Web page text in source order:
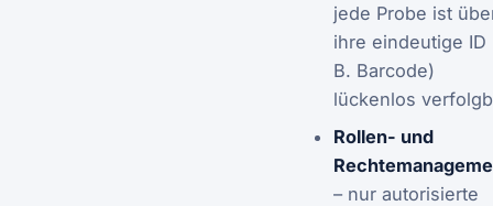
jede Probe ist
ihre eindeutige ID
B. Barcode)
lückenlos
Rollen- und
– nur autorisierte